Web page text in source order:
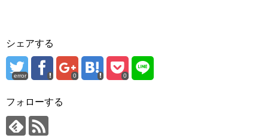
シェアする
error 0 0
フォローする